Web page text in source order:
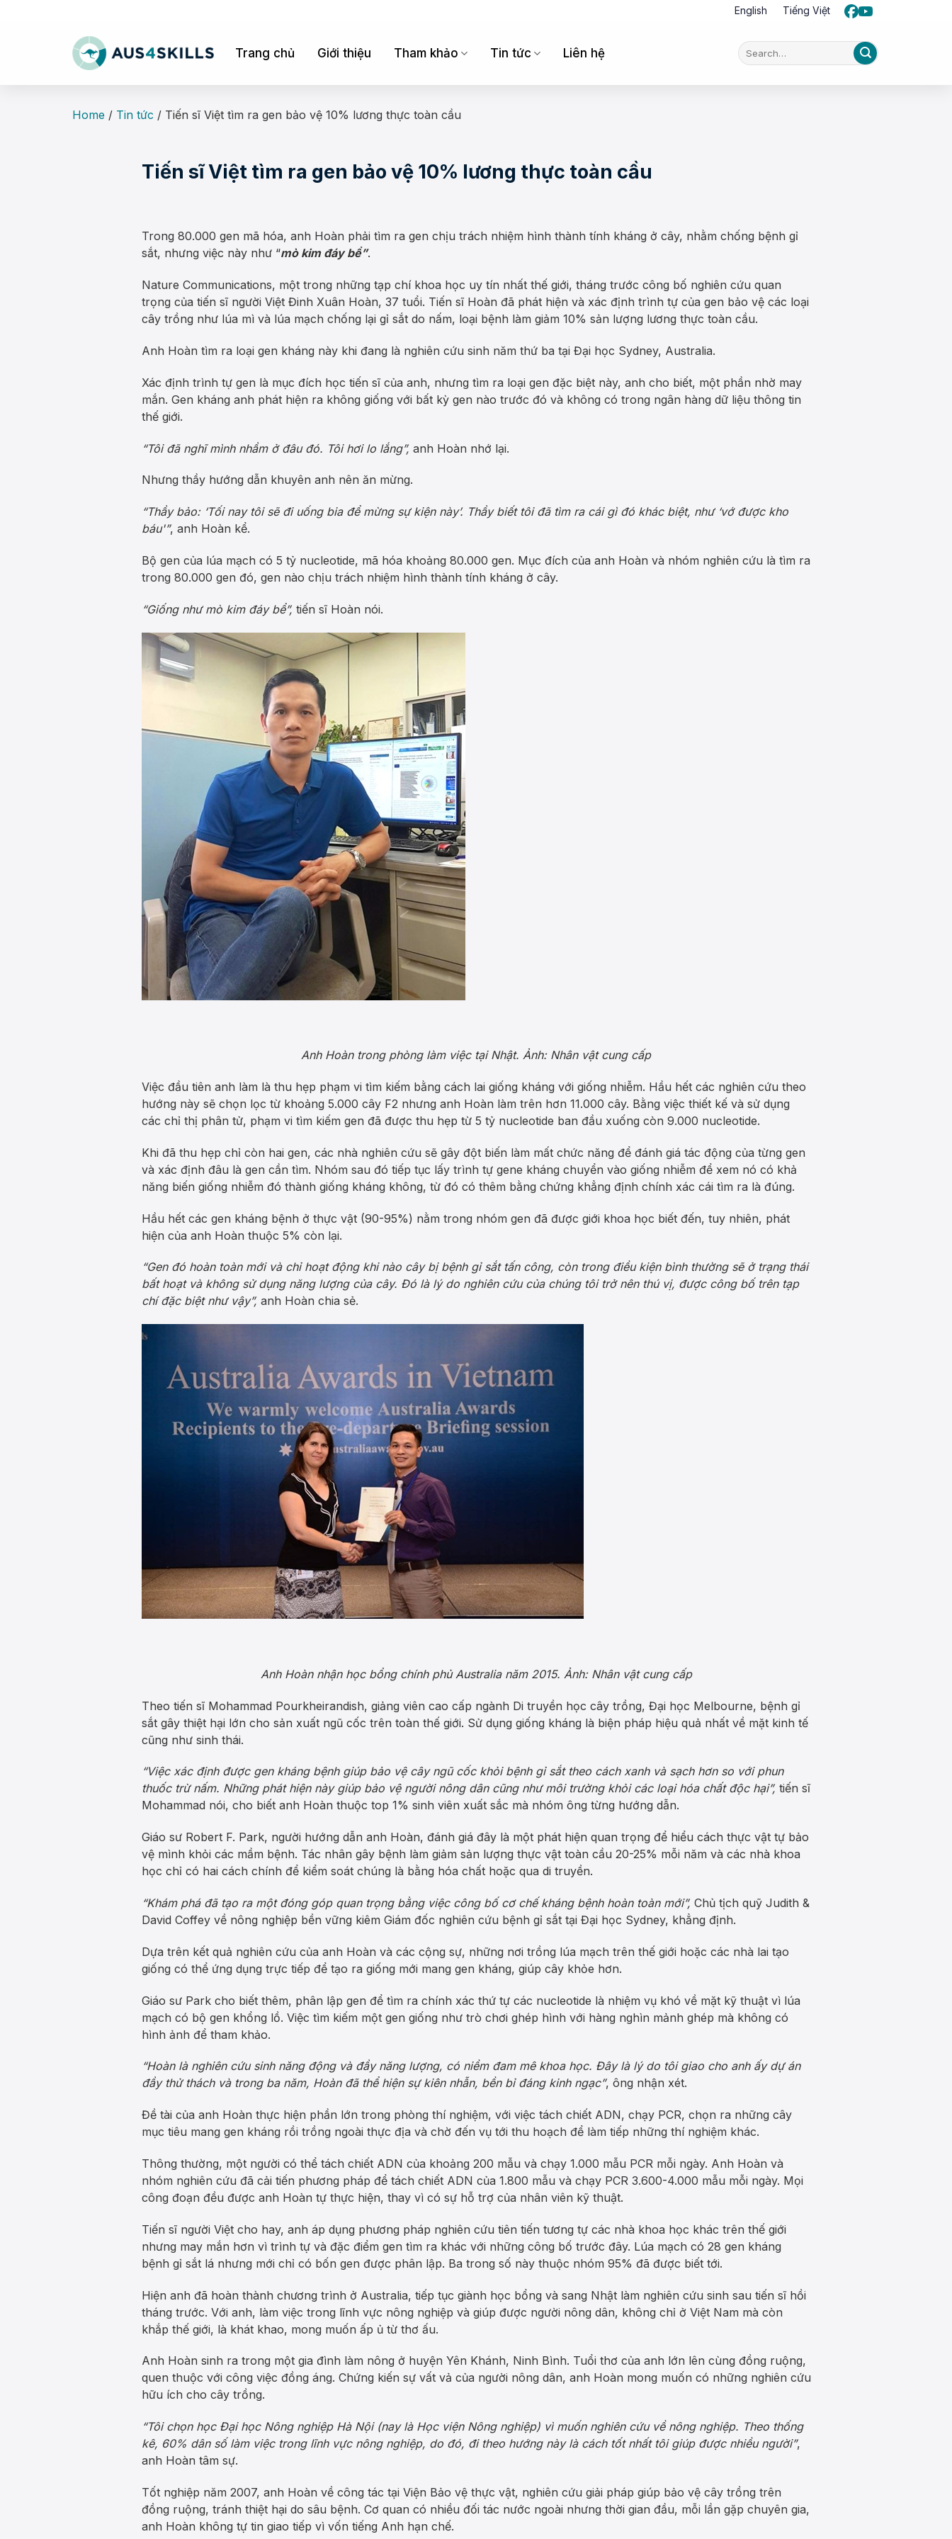
English Tiếng Việt
Trang chủ Giới thiệu Tham khảo Tin tức Liên hệ
Home / Tin tức / Tiến sĩ Việt tìm ra gen bảo vệ 10% lương thực toàn cầu
Tiến sĩ Việt tìm ra gen bảo vệ 10% lương thực toàn cầu
Trong 80.000 gen mã hóa, anh Hoàn phải tìm ra gen chịu trách nhiệm hình thành tính kháng ở cây, nhằm chống bệnh gỉ
sắt, nhưng việc này như “mò kim đáy bể”.
Nature Communications, một trong những tạp chí khoa học uy tín nhất thế giới, tháng trước công bố nghiên cứu quan
trọng của tiến sĩ người Việt Đinh Xuân Hoàn, 37 tuổi. Tiến sĩ Hoàn đã phát hiện và xác định trình tự của gen bảo vệ các loại
cây trồng như lúa mì và lúa mạch chống lại gỉ sắt do nấm, loại bệnh làm giảm 10% sản lượng lương thực toàn cầu.
Anh Hoàn tìm ra loại gen kháng này khi đang là nghiên cứu sinh năm thứ ba tại Đại học Sydney, Australia.
Xác định trình tự gen là mục đích học tiến sĩ của anh, nhưng tìm ra loại gen đặc biệt này, anh cho biết, một phần nhờ may
mắn. Gen kháng anh phát hiện ra không giống với bất kỳ gen nào trước đó và không có trong ngân hàng dữ liệu thông tin
thế giới.
“Tôi đã nghĩ mình nhầm ở đâu đó. Tôi hơi lo lắng”, anh Hoàn nhớ lại.
Nhưng thầy hướng dẫn khuyên anh nên ăn mừng.
“Thầy bảo: ‘Tối nay tôi sẽ đi uống bia để mừng sự kiện này’. Thầy biết tôi đã tìm ra cái gì đó khác biệt, như ‘vớ được kho
báu'”, anh Hoàn kể.
Bộ gen của lúa mạch có 5 tỷ nucleotide, mã hóa khoảng 80.000 gen. Mục đích của anh Hoàn và nhóm nghiên cứu là tìm ra
trong 80.000 gen đó, gen nào chịu trách nhiệm hình thành tính kháng ở cây.
“Giống như mò kim đáy bể”, tiến sĩ Hoàn nói.
Anh Hoàn trong phòng làm việc tại Nhật. Ảnh: Nhân vật cung cấp
Việc đầu tiên anh làm là thu hẹp phạm vi tìm kiếm bằng cách lai giống kháng với giống nhiễm. Hầu hết các nghiên cứu theo
hướng này sẽ chọn lọc từ khoảng 5.000 cây F2 nhưng anh Hoàn làm trên hơn 11.000 cây. Bằng việc thiết kế và sử dụng
các chỉ thị phân tử, phạm vi tìm kiếm gen đã được thu hẹp từ 5 tỷ nucleotide ban đầu xuống còn 9.000 nucleotide.
Khi đã thu hẹp chỉ còn hai gen, các nhà nghiên cứu sẽ gây đột biến làm mất chức năng để đánh giá tác động của từng gen
và xác định đâu là gen cần tìm. Nhóm sau đó tiếp tục lấy trình tự gene kháng chuyển vào giống nhiễm để xem nó có khả
năng biến giống nhiễm đó thành giống kháng không, từ đó có thêm bằng chứng khẳng định chính xác cái tìm ra là đúng.
Hầu hết các gen kháng bệnh ở thực vật (90-95%) nằm trong nhóm gen đã được giới khoa học biết đến, tuy nhiên, phát
hiện của anh Hoàn thuộc 5% còn lại.
“Gen đó hoàn toàn mới và chỉ hoạt động khi nào cây bị bệnh gỉ sắt tấn công, còn trong điều kiện bình thường sẽ ở trạng thái
bất hoạt và không sử dụng năng lượng của cây. Đó là lý do nghiên cứu của chúng tôi trở nên thú vị, được công bố trên tạp
chí đặc biệt như vậy”, anh Hoàn chia sẻ.
Anh Hoàn nhận học bổng chính phủ Australia năm 2015. Ảnh: Nhân vật cung cấp
Theo tiến sĩ Mohammad Pourkheirandish, giảng viên cao cấp ngành Di truyền học cây trồng, Đại học Melbourne, bệnh gỉ
sắt gây thiệt hại lớn cho sản xuất ngũ cốc trên toàn thế giới. Sử dụng giống kháng là biện pháp hiệu quả nhất về mặt kinh tế
cũng như sinh thái.
“Việc xác định được gen kháng bệnh giúp bảo vệ cây ngũ cốc khỏi bệnh gỉ sắt theo cách xanh và sạch hơn so với phun
thuốc trừ nấm. Những phát hiện này giúp bảo vệ người nông dân cũng như môi trường khỏi các loại hóa chất độc hại”, tiến sĩ
Mohammad nói, cho biết anh Hoàn thuộc top 1% sinh viên xuất sắc mà nhóm ông từng hướng dẫn.
Giáo sư Robert F. Park, người hướng dẫn anh Hoàn, đánh giá đây là một phát hiện quan trọng để hiểu cách thực vật tự bảo
vệ mình khỏi các mầm bệnh. Tác nhân gây bệnh làm giảm sản lượng thực vật toàn cầu 20-25% mỗi năm và các nhà khoa
học chỉ có hai cách chính để kiểm soát chúng là bằng hóa chất hoặc qua di truyền.
“Khám phá đã tạo ra một đóng góp quan trọng bằng việc công bố cơ chế kháng bệnh hoàn toàn mới”, Chủ tịch quỹ Judith &
David Coffey về nông nghiệp bền vững kiêm Giám đốc nghiên cứu bệnh gỉ sắt tại Đại học Sydney, khẳng định.
Dựa trên kết quả nghiên cứu của anh Hoàn và các cộng sự, những nơi trồng lúa mạch trên thế giới hoặc các nhà lai tạo
giống có thể ứng dụng trực tiếp để tạo ra giống mới mang gen kháng, giúp cây khỏe hơn.
Giáo sư Park cho biết thêm, phân lập gen để tìm ra chính xác thứ tự các nucleotide là nhiệm vụ khó về mặt kỹ thuật vì lúa
mạch có bộ gen khổng lồ. Việc tìm kiếm một gen giống như trò chơi ghép hình với hàng nghìn mảnh ghép mà không có
hình ảnh để tham khảo.
“Hoàn là nghiên cứu sinh năng động và đầy năng lượng, có niềm đam mê khoa học. Đây là lý do tôi giao cho anh ấy dự án
đầy thử thách và trong ba năm, Hoàn đã thể hiện sự kiên nhẫn, bền bỉ đáng kinh ngạc”, ông nhận xét.
Đề tài của anh Hoàn thực hiện phần lớn trong phòng thí nghiệm, với việc tách chiết ADN, chạy PCR, chọn ra những cây
mục tiêu mang gen kháng rồi trồng ngoài thực địa và chờ đến vụ tới thu hoạch để làm tiếp những thí nghiệm khác.
Thông thường, một người có thể tách chiết ADN của khoảng 200 mẫu và chạy 1.000 mẫu PCR mỗi ngày. Anh Hoàn và
nhóm nghiên cứu đã cải tiến phương pháp để tách chiết ADN của 1.800 mẫu và chạy PCR 3.600-4.000 mẫu mỗi ngày. Mọi
công đoạn đều được anh Hoàn tự thực hiện, thay vì có sự hỗ trợ của nhân viên kỹ thuật.
Tiến sĩ người Việt cho hay, anh áp dụng phương pháp nghiên cứu tiên tiến tương tự các nhà khoa học khác trên thế giới
nhưng may mắn hơn vì trình tự và đặc điểm gen tìm ra khác với những công bố trước đây. Lúa mạch có 28 gen kháng
bệnh gỉ sắt lá nhưng mới chỉ có bốn gen được phân lập. Ba trong số này thuộc nhóm 95% đã được biết tới.
Hiện anh đã hoàn thành chương trình ở Australia, tiếp tục giành học bổng và sang Nhật làm nghiên cứu sinh sau tiến sĩ hồi
tháng trước. Với anh, làm việc trong lĩnh vực nông nghiệp và giúp được người nông dân, không chỉ ở Việt Nam mà còn
khắp thế giới, là khát khao, mong muốn ấp ủ từ thơ ấu.
Anh Hoàn sinh ra trong một gia đình làm nông ở huyện Yên Khánh, Ninh Bình. Tuổi thơ của anh lớn lên cùng đồng ruộng,
quen thuộc với công việc đồng áng. Chứng kiến sự vất vả của người nông dân, anh Hoàn mong muốn có những nghiên cứu
hữu ích cho cây trồng.
“Tôi chọn học Đại học Nông nghiệp Hà Nội (nay là Học viện Nông nghiệp) vì muốn nghiên cứu về nông nghiệp. Theo thống
kê, 60% dân số làm việc trong lĩnh vực nông nghiệp, do đó, đi theo hướng này là cách tốt nhất tôi giúp được nhiều người”,
anh Hoàn tâm sự.
Tốt nghiệp năm 2007, anh Hoàn về công tác tại Viện Bảo vệ thực vật, nghiên cứu giải pháp giúp bảo vệ cây trồng trên
đồng ruộng, tránh thiệt hại do sâu bệnh. Cơ quan có nhiều đối tác nước ngoài nhưng thời gian đầu, mỗi lần gặp chuyên gia,
anh Hoàn không tự tin giao tiếp vì vốn tiếng Anh hạn chế.